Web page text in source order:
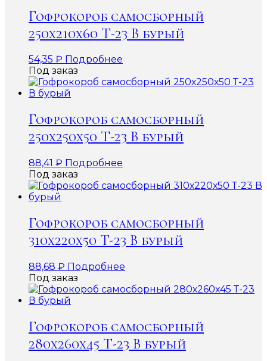
Гофрокороб самосборный
250х210х60 Т-23 В бурый
54,35 ₽ Подробнее
Под заказ
Гофрокороб самосборный
250х250х50 Т-23 В бурый
88,41 ₽ Подробнее
Под заказ
Гофрокороб самосборный
310х220х50 Т-23 В бурый
88,68 ₽ Подробнее
Под заказ
Гофрокороб самосборный
280х260х45 Т-23 В бурый